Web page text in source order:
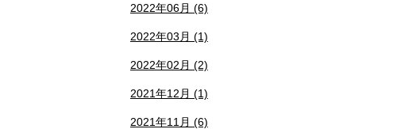
2022年06月 (6)
2022年03月 (1)
2022年02月 (2)
2021年12月 (1)
2021年11月 (6)